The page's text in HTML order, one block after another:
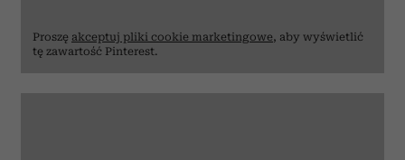
Proszę akceptuj pliki cookie marketingowe, aby wyświetlić
tę zawartość Pinterest.